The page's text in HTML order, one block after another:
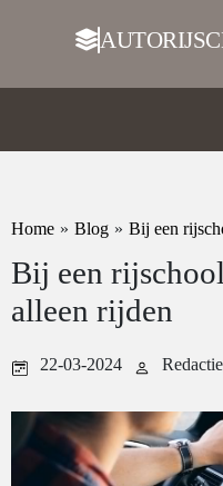
Home » Blog » Bij een
Bij een
alleen rijden
22-03-2024 Redactie